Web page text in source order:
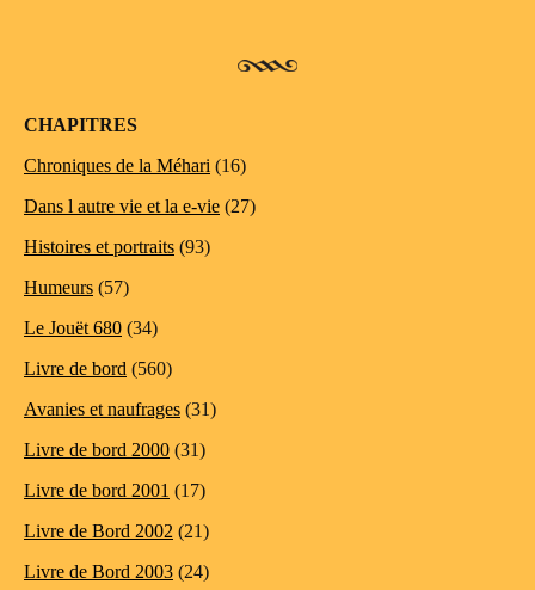
CHAPITRES
Chroniques de la Méhari (16)
Dans l autre vie et la e-vie (27)
Histoires et portraits (93)
Humeurs (57)
Le Jouët 680 (34)
Livre de bord (560)
Avanies et naufrages (31)
Livre de bord 2000 (31)
Livre de bord 2001 (17)
Livre de Bord 2002 (21)
Livre de Bord 2003 (24)